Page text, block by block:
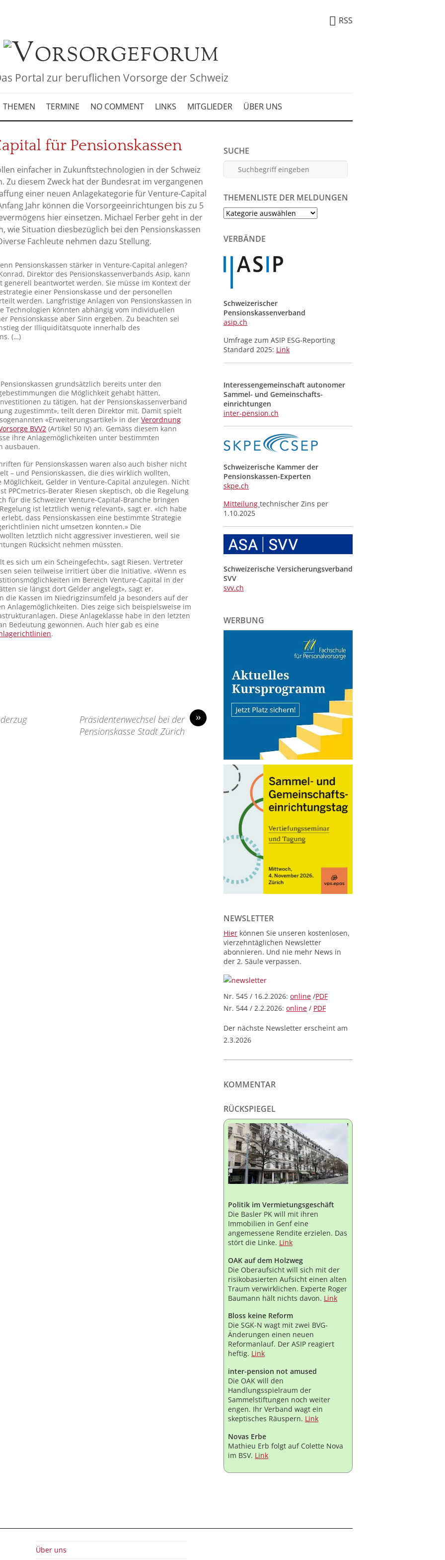
Portal zur beruflichen Vorsorge der Schweiz
RSS
THEMEN TERMINE NO COMMENT LINKS MITGLIEDER ÜBER UNS
für Pensionskassen
einfacher in Zukunftstechnologien in der Schweiz
Zu diesem Zweck hat der Bundesrat im vergangenen
einer neuen Anlagekategorie für Venture-Capital
Jahr können die Vorsorgeeinrichtungen bis zu 5
hier einsetzen. Michael Ferber geht in der
wie Situation diesbezüglich bei den Pensionskassen
Fachleute nehmen dazu Stellung.
Pensionskassen stärker in Venture-Capital anlegen?
Direktor des Pensionskassenverbands Asip, kann
generell beantwortet werden. Sie müsse im Kontext der
einer Pensionskasse und der personellen
werden. Langfristige Anlagen von Pensionskassen in
Technologien könnten abhängig vom individuellen
Pensionskasse aber Sinn ergeben. Zu beachten sei
der Illiquiditätsquote innerhalb des
(…)
grundsätzlich bereits unter den
die Möglichkeit gehabt hätten,
zu tätigen, hat der Pensionskassenverband
zugestimmt», teilt deren Direktor mit. Damit spielt
«Erweiterungsartikel» in der Verordnung
BVV2 (Artikel 50 IV) an. Gemäss diesem kann
ihre Anlagemöglichkeiten unter bestimmten
ausbauen.
für Pensionskassen waren also auch bisher nicht
– und Pensionskassen, die dies wirklich wollten,
Möglichkeit, Gelder in Venture-Capital anzulegen. Nicht
PPCmetrics-Berater Riesen skeptisch, ob die Regelung
für die Schweizer Venture-Capital-Branche bringen
ist letztlich wenig relevant», sagt er. «Ich habe
dass Pensionskassen eine bestimmte Strategie
nicht umsetzen konnten.» Die
letztlich nicht aggressiver investieren, weil sie
Rücksicht nehmen müssten.
es sich um ein Scheingefecht», sagt Riesen. Vertreter
seien teilweise irritiert über die Initiative. «Wenn es
im Bereich Venture-Capital in der
sie längst dort Gelder angelegt», sagt er.
die Kassen im Niedrigzinsumfeld ja besonders auf der
Anlagemöglichkeiten. Dies zeige sich beispielsweise im
Diese Anlageklasse habe in den letzten
Bedeutung gewonnen. Auch hier gab es eine
.
»
Präsidentenwechsel bei der
Pensionskasse Stadt Zürich
SUCHE
THEMENLISTE DER MELDUNGEN
Themenliste
Meldungen
VERBÄNDE
Schweizerischer
Pensionskassenverband
asip.ch
Umfrage zum ASIP ESG-Reporting
Standard 2025: Link
Interessengemeinschaft autonomer
Sammel- und Gemeinschafts­
einrichtungen
inter-pension.ch
Schweizerische Kammer der
Pensionskassen-Experten
skpe.ch
Mitteilung technischer Zins per
1.10.2025
Schweizerische Versicherungsverband
SVV
svv.ch
WERBUNG
NEWSLETTER
Hier können Sie unseren kostenlosen,
vierzehntäglichen Newsletter
abonnieren. Und nie mehr News in
der 2. Säule verpassen.
Nr. 545 / 16.2.2026: online /PDF
Nr. 544 / 2.2.2026: online / PDF
Der nächste Newsletter erscheint am
2.3.2026
KOMMENTAR
RÜCKSPIEGEL
Politik im Vermietungsgeschäft
Die Basler PK will mit ihren
Immobilien in Genf eine
angemessene Rendite erzielen. Das
stört die Linke. Link
OAK auf dem Holzweg
Die Oberaufsicht will sich mit der
risikobasierten Aufsicht einen alten
Traum verwirklichen. Experte Roger
Baumann hält nichts davon. Link
Bloss keine Reform
Die SGK-N wagt mit zwei BVG-
Änderungen einen neuen
Reformanlauf. Der ASIP reagiert
heftig. Link
inter-pension not amused
Die OAK will den
Handlungsspielraum der
Sammelstiftungen noch weiter
engen. Ihr Verband wagt ein
skeptisches Räuspern. Link
Novas Erbe
Mathieu Erb folgt auf Colette Nova
im BSV. Link
Über uns